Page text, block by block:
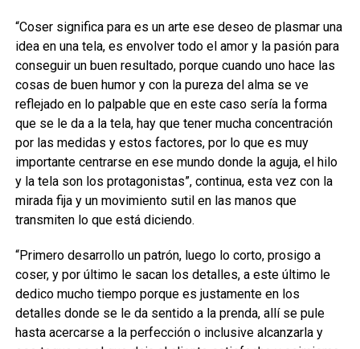
“Coser significa para es un arte ese deseo de plasmar una
idea en una tela, es envolver todo el amor y la pasión para
conseguir un buen resultado, porque cuando uno hace las
cosas de buen humor y con la pureza del alma se ve
reflejado en lo palpable que en este caso sería la forma
que se le da a la tela, hay que tener mucha concentración
por las medidas y estos factores, por lo que es muy
importante centrarse en ese mundo donde la aguja, el hilo
y la tela son los protagonistas”, continua, esta vez con la
mirada fija y un movimiento sutil en las manos que
transmiten lo que está diciendo.
“Primero desarrollo un patrón, luego lo corto, prosigo a
coser, y por último le sacan los detalles, a este último le
dedico mucho tiempo porque es justamente en los
detalles donde se le da sentido a la prenda, allí se pule
hasta acercarse a la perfección o inclusive alcanzarla y